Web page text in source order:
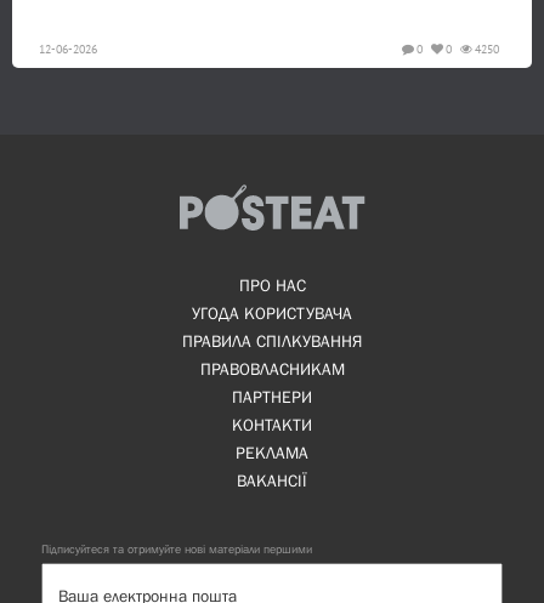
12-06-2026 4250
0
0
ПРО НАС
УГОДА КОРИСТУВАЧА
ПРАВИЛА СПІЛКУВАННЯ
ПРАВОВЛАСНИКАМ
ПАРТНЕРИ
КОНТАКТИ
РЕКЛАМА
ВАКАНСІЇ
Підписуйтеся та отримуйте нові матеріали першими